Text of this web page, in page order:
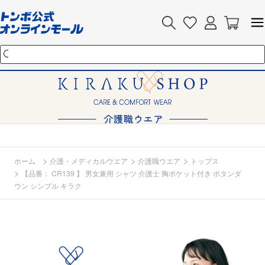
ホーム > 介護・メディカルウエア > 介護職ウエア > トップス
>
【品番： CR139 】 男女兼用 シャツ 介護士 胸ポケット付き ボタンダ
ウン シンプル キラク